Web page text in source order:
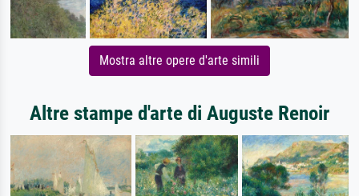
Mostra altre opere d'arte simili
Altre stampe d'arte di Auguste Renoir